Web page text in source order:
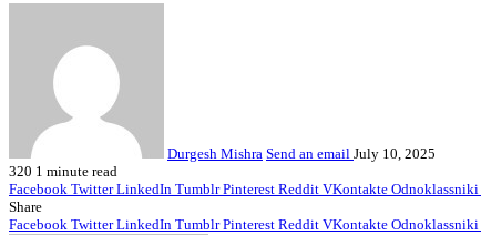
Durgesh Mishra Send an email July 10, 2025
320 1 minute read
Facebook Twitter LinkedIn Tumblr Pinterest Reddit VKontakte Odnoklassniki
Share
Facebook Twitter LinkedIn Tumblr Pinterest Reddit VKontakte Odnoklassniki